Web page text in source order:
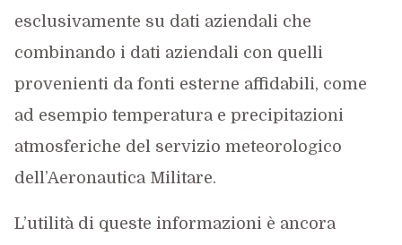
esclusivamente su dati aziendali che
combinando i dati aziendali con quelli
provenienti da fonti esterne affidabili, come
ad esempio temperatura e precipitazioni
atmosferiche del servizio meteorologico
dell’Aeronautica Militare.
L’utilità di queste informazioni è ancora